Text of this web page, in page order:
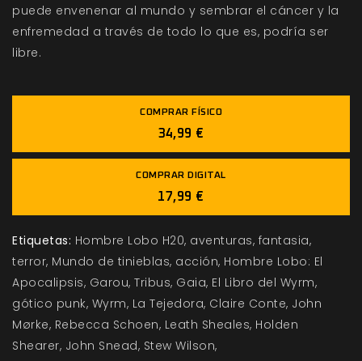
puede envenenar al mundo y sembrar el cáncer y la
enfremedad a través de todo lo que es, podría ser
libre.
COMPRAR FÍSICO
34,99 €
COMPRAR DIGITAL
17,99 €
Etiquetas: Hombre Lobo H20 aventuras fantasia
terror Mundo de tinieblas acción Hombre Lobo: El
Apocalipsis Garou Tribus Gaia El Libro del Wyrm
gótico punk Wyrm La Tejedora Claire Conte John
Mørke Rebecca Schoen Leath Sheales Holden
Shearer John Snead Stew Wilson